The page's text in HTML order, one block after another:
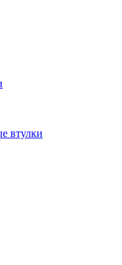
втулки